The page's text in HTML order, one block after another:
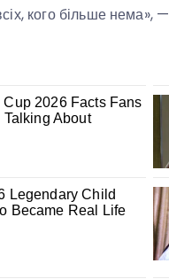
кого більше нема», —